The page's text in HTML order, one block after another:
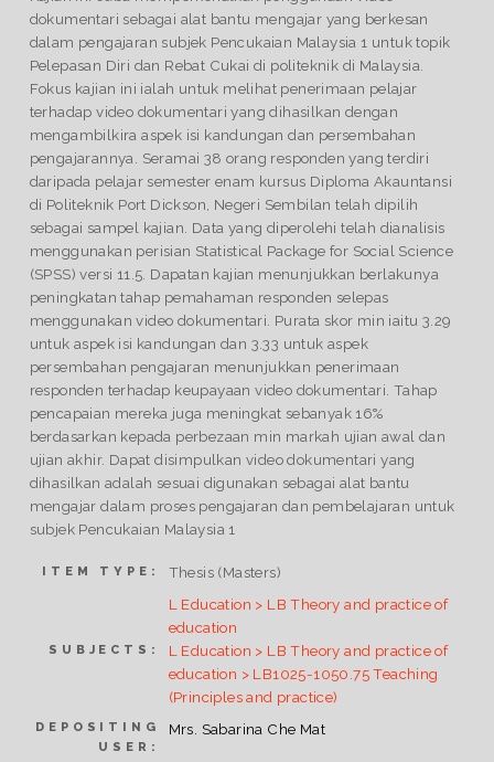
dokumentari sebagai alat bantu mengajar yang berkesan
dalam pengajaran subjek Pencukaian Malaysia 1 untuk topik
Pelepasan Diri dan Rebat Cukai di politeknik di Malaysia.
Fokus kajian ini ialah untuk melihat penerimaan pelajar
terhadap video dokumentari yang dihasilkan dengan
mengambilkira aspek isi kandungan dan persembahan
pengajarannya. Seramai 38 orang responden yang terdiri
daripada pelajar semester enam kursus Diploma Akauntansi
di Politeknik Port Dickson, Negeri Sembilan telah dipilih
sebagai sampel kajian. Data yang diperolehi telah dianalisis
menggunakan perisian Statistical Package for Social Science
(SPSS) versi 11.5. Dapatan kajian menunjukkan berlakunya
peningkatan tahap pemahaman responden selepas
menggunakan video dokumentari. Purata skor min iaitu 3.29
untuk aspek isi kandungan dan 3.33 untuk aspek
persembahan pengajaran menunjukkan penerimaan
responden terhadap keupayaan video dokumentari. Tahap
pencapaian mereka juga meningkat sebanyak 16%
berdasarkan kepada perbezaan min markah ujian awal dan
ujian akhir. Dapat disimpulkan video dokumentari yang
dihasilkan adalah sesuai digunakan sebagai alat bantu
mengajar dalam proses pengajaran dan pembelajaran untuk
subjek Pencukaian Malaysia 1
ITEM TYPE: Thesis (Masters)
SUBJECTS:
L Education > LB Theory and practice of
education
L Education > LB Theory and practice of
education > LB1025-1050.75 Teaching
(Principles and practice)
DEPOSITING
USER:
Mrs. Sabarina Che Mat